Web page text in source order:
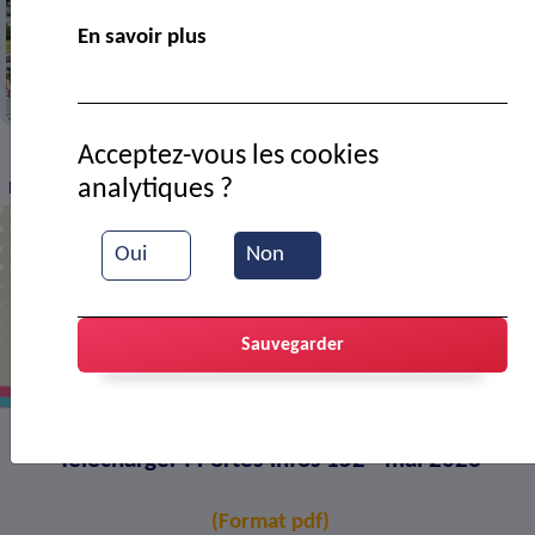
> VIE MUNICIPALE > Ressources documentaires
Portes-infos 152 - mai 2023
Télécharger : Portes-infos 152 - mai 2023
(Format pdf)
En savoir plus
Oui Non
Acceptez-vous les cookies
analytiques ?
Sauvegarder